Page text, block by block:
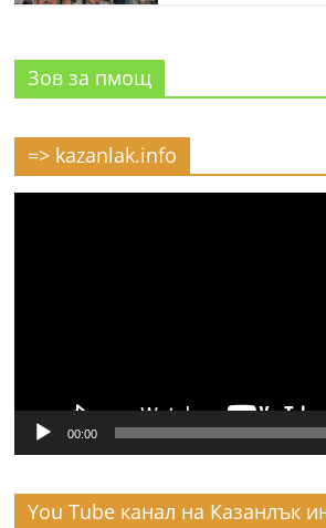
Зов за пмощ
=> kazanlak.info
00:00
You Tube канал на Казанлък